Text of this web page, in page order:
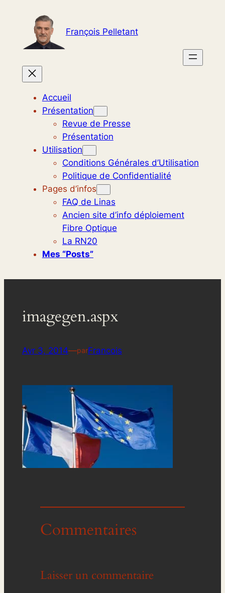
contenu
François Pelletant
Accueil
Présentation
Revue de Presse
Présentation
Utilisation
Conditions Générales d’Utilisation
Politique de Confidentialité
Pages d’infos
FAQ de Linas
Ancien site d’info déploiement
Fibre Optique
La RN20
Mes “posts”
imagegen.aspx
Avr 3, 2014—parFrancois
Commentaires
Laisser un commentaire